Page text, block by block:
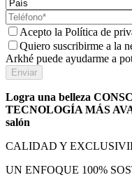
Acepto la Política de
Quiero suscribirme a la
Arkhé puede ayudarme a
Enviar
Logra una belleza
TECNOLOGÍA MÁS
salón
CALIDAD Y
UN ENFOQUE 100%